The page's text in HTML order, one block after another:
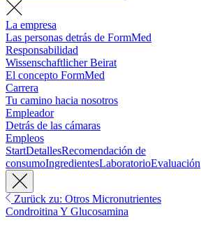
La empresa
Las personas detrás de FormMed
Responsabilidad
Wissenschaftlicher Beirat
El concepto FormMed
Carrera
Tu camino hacia nosotros
Empleador
Detrás de las cámaras
Empleos
StartDetallesRecomendación de
consumoIngredientesLaboratorioEvaluación
Zurück zu: Otros Micronutrientes
Condroitina Y Glucosamina